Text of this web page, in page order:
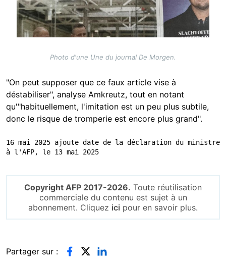
Photo d'une Une du journal De Morgen.
"On peut supposer que ce faux article vise à
déstabiliser", analyse Amkreutz, tout en notant
qu'"habituellement, l'imitation est un peu plus subtile,
donc le risque de tromperie est encore plus grand".
16 mai 2025 ajoute date de la déclaration du ministre
à l'AFP, le 13 mai 2025
Copyright AFP 2017-2026. Toute réutilisation
commerciale du contenu est sujet à un
abonnement. Cliquez ici pour en savoir plus.
Partager sur :